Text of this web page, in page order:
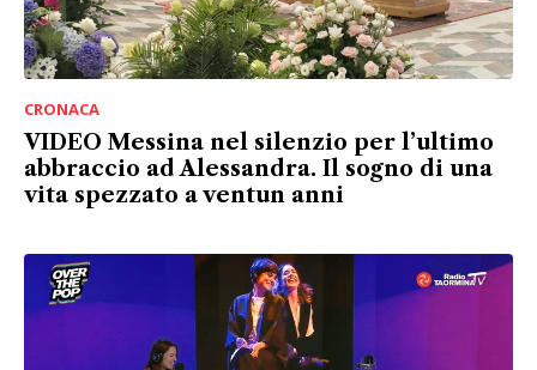
CRONACA
VIDEO Messina nel silenzio per l’ultimo
abbraccio ad Alessandra. Il sogno di una
vita spezzato a ventun anni